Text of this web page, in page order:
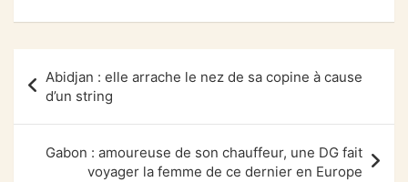
de
l’article
Abidjan : elle arrache le nez de sa copine à cause
d’un string
Gabon : amoureuse de son chauffeur, une DG fait
voyager la femme de ce dernier en Europe